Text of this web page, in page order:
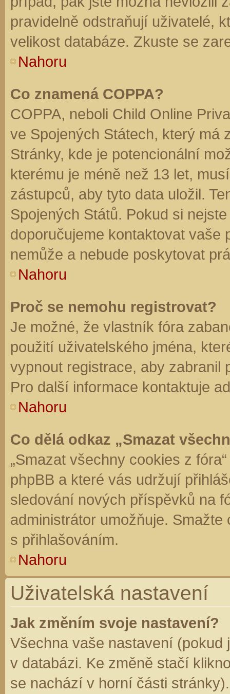
pravidelně odstraňují uživatelé,
velikost databáze. Zkuste se
Nahoru
Co znamená COPPA?
COPPA, neboli Child Online
ve Spojených Státech, který má
Stránky, kde je potencionální
kterému je méně než 13 let,
zástupců, aby tyto data uložil.
Spojených Států. Pokud si
doporučujeme kontaktovat vaše
nemůže a nebude poskytovat
Nahoru
Proč se nemohu registrovat?
Je možné, že vlastník fóra
použití uživatelského jména,
vypnout registrace, aby zabranil
Pro další informace kontaktuje
Nahoru
Co dělá odkaz „Smazat
„Smazat všechny cookies z
phpBB a které vás udržují
sledování nových příspěvků na
administrátor umožňuje.
s přihlašováním.
Nahoru
Uživatelská nastavení
Jak změním svoje nastavení?
Všechna vaše nastavení (pokud
v databázi. Ke změně stačí
se nachází v horní části